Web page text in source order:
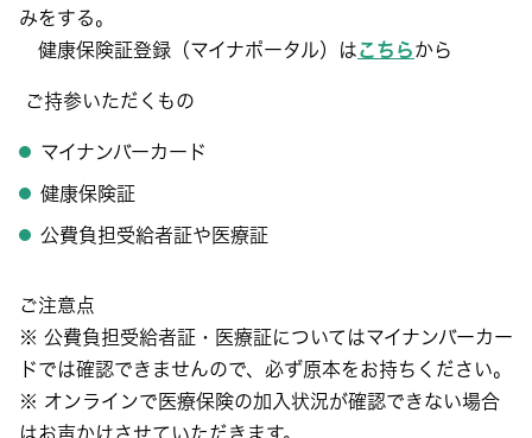
みをする。
健康保険証登録（マイナポータル）はこちらから
ご持参いただくもの
マイナンバーカード
健康保険証
公費負担受給者証や医療証
ご注意点
※ 公費負担受給者証・医療証についてはマイナンバーカー
ドでは確認できませんので、必ず原本をお持ちください。
※ オンラインで医療保険の加入状況が確認できない場合
はお声かけさせていただきます。